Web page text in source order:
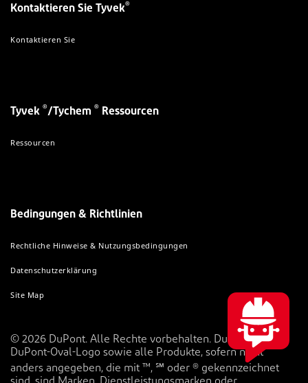
Kontaktieren Sie Tyvek®
Kontaktieren Sie
Tyvek ®/Tychem ® Ressourcen
Ressourcen
Bedingungen & Richtlinien
Rechtliche Hinweise & Nutzungsbedingungen
Datenschutzerklärung
Site Map
© 2026 DuPont. Alle Rechte vorbehalten. DuPont™, das
DuPont-Oval-Logo sowie alle Produkte, sofern nicht
anders angegeben, die mit ™, ℠ oder ® gekennzeichnet